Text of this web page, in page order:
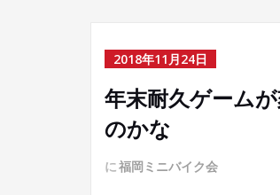
2018年11月24日
年末耐久ゲーム
のかな
に福岡ミニバイク会